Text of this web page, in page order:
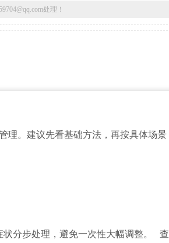
处理！
理。建议先看基础方法，再按具体场景
分步处理，避免一次性大幅调整。
查